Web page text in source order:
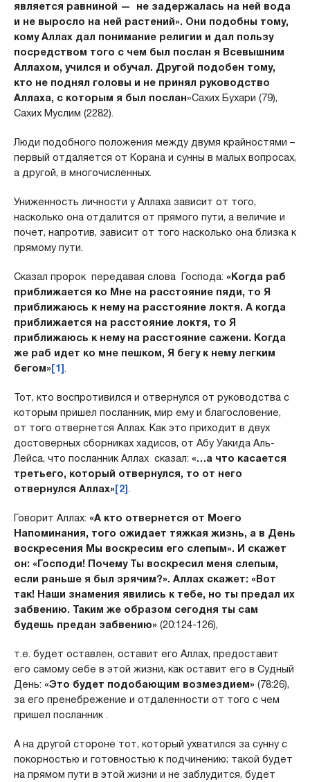
является равниной — не задержалась на ней вода
и не выросло на ней растений». Они подобны тому,
кому Аллах дал понимание религии и дал пользу
посредством того с чем был послан я Всевышним
Аллахом, учился и обучал. Другой подобен тому,
кто не поднял головы и не принял руководство
Аллаха, с которым я был послан»Сахих Бухари (79),
Сахих Муслим (2282).
Люди подобного положения между двумя крайностями –
первый отдаляется от Корана и сунны в малых вопросах,
а другой, в многочисленных.
Униженность личности у Аллаха зависит от того,
насколько она отдалится от прямого пути, а величие и
почет, напротив, зависит от того насколько она близка к
прямому пути.
Сказал пророк передавая слова Господа: «Когда раб
приближается ко Мне на расстояние пяди, то Я
приближаюсь к нему на расстояние локтя. А когда
приближается на расстояние локтя, то Я
приближаюсь к нему на расстояние сажени. Когда
же раб идет ко мне пешком, Я бегу к нему легким
бегом»[1].
Тот, кто воспротивился и отвернулся от руководства с
которым пришел посланник, мир ему и благословение,
от того отвернется Аллах. Как это приходит в двух
достоверных сборниках хадисов, от Абу Уакида Аль-
Лейса, что посланник Аллах сказал: «…а что касается
третьего, который отвернулся, то от него
отвернулся Аллах»[2].
Говорит Аллах: «А кто отвернется от Моего
Напоминания, того ожидает тяжкая жизнь, а в День
воскресения Мы воскресим его слепым». И скажет
он: «Господи! Почему Ты воскресил ме­ня слепым,
если раньше я был зрячим?». Аллах скажет: «Вот
так! Наши знамения явились к тебе, но ты предал их
забвению. Таким же об­разом сегодня ты сам
будешь предан забвению» (20:124-126),
т.е. будет оставлен, оставит его Аллах, предоставит
его самому себе в этой жизни, как оставит его в Судный
День: «Это будет подобающим возмездием» (78:26),
за его пренебрежение и отдаленности от того с чем
пришел посланник .
А на другой стороне тот, который ухватился за сунну с
покорностью и готовностью к подчинению; такой будет
на прямом пути в этой жизни и не заблудится, будет